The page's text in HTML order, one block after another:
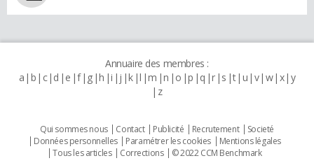
Annuaire des membres :
a b c d e f g h i j k l m n o p q r s t u v w x y
z
Qui sommes nous Contact Publicité Recrutement
Societé
Données personnelles
Paramétrer les cookies
Mentions légales
Tous les articles
Corrections © 2022 CCM Benchmark